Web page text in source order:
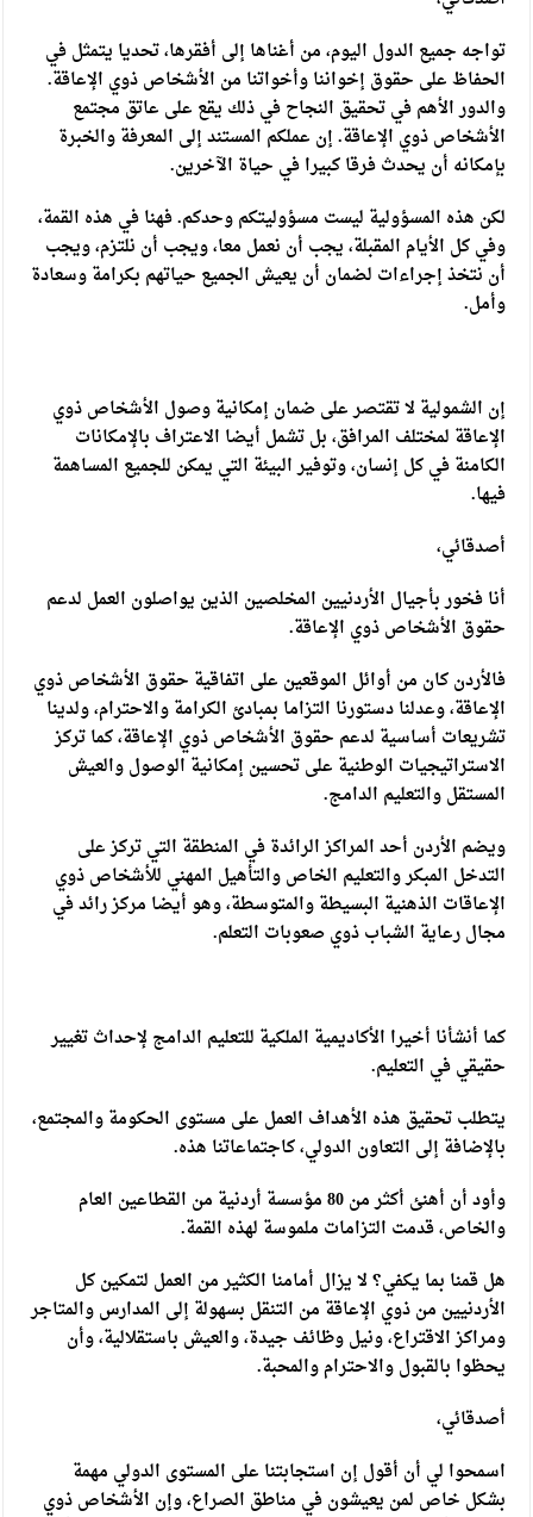
تواجه جميع الدول اليوم، من أغناها إلى أفقرها، تحديا يتمثل في
الحفاظ على حقوق إخواننا وأخواتنا من الأشخاص ذوي الإعاقة.
والدور الأهم في تحقيق النجاح في ذلك يقع على عاتق مجتمع
الأشخاص ذوي الإعاقة. إن عملكم المستند إلى المعرفة والخبرة
بإمكانه أن يحدث فرقا كبيرا في حياة الآخرين.
لكن هذه المسؤولية ليست مسؤوليتكم وحدكم. فهنا في هذه القمة،
وفي كل الأيام المقبلة، يجب أن نعمل معا، ويجب أن نلتزم، ويجب
أن نتخذ إجراءات لضمان أن يعيش الجميع حياتهم بكرامة وسعادة
وأمل.
إن الشمولية لا تقتصر على ضمان إمكانية وصول الأشخاص ذوي
الإعاقة لمختلف المرافق، بل تشمل أيضا الاعتراف بالإمكانات
الكامنة في كل إنسان، وتوفير البيئة التي يمكن للجميع المساهمة
فيها.
أصدقائي،
أنا فخور بأجيال الأردنيين المخلصين الذين يواصلون العمل لدعم
حقوق الأشخاص ذوي الإعاقة.
فالأردن كان من أوائل الموقعين على اتفاقية حقوق الأشخاص ذوي
الإعاقة، وعدلنا دستورنا التزاما بمبادئ الكرامة والاحترام، ولدينا
تشريعات أساسية لدعم حقوق الأشخاص ذوي الإعاقة، كما تركز
الاستراتيجيات الوطنية على تحسين إمكانية الوصول والعيش
المستقل والتعليم الدامج.
ويضم الأردن أحد المراكز الرائدة في المنطقة التي تركز على
التدخل المبكر والتعليم الخاص والتأهيل المهني للأشخاص ذوي
الإعاقات الذهنية البسيطة والمتوسطة، وهو أيضا مركز رائد في
مجال رعاية الشباب ذوي صعوبات التعلم.
كما أنشأنا أخيرا الأكاديمية الملكية للتعليم الدامج لإحداث تغيير
حقيقي في التعليم.
يتطلب تحقيق هذه الأهداف العمل على مستوى الحكومة والمجتمع،
بالإضافة إلى التعاون الدولي، كاجتماعاتنا هذه.
وأود أن أهنئ أكثر من 80 مؤسسة أردنية من القطاعين العام
والخاص، قدمت التزامات ملموسة لهذه القمة.
هل قمنا بما يكفي؟ لا يزال أمامنا الكثير من العمل لتمكين كل
الأردنيين من ذوي الإعاقة من التنقل بسهولة إلى المدارس والمتاجر
ومراكز الاقتراع، ونيل وظائف جيدة، والعيش باستقلالية، وأن
يحظوا بالقبول والاحترام والمحبة.
أصدقائي،
اسمحوا لي أن أقول إن استجابتنا على المستوى الدولي مهمة
بشكل خاص لمن يعيشون في مناطق الصراع، وإن الأشخاص ذوي